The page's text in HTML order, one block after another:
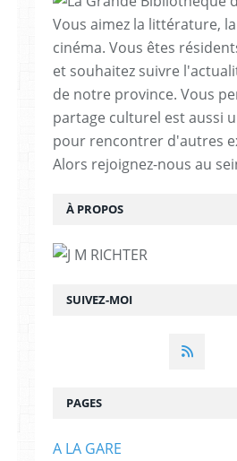
SUIVEZ-MOI
Vous aimez la littérature,
cinéma. Vous êtes
et souhaitez suivre
de notre province. Vous
partage culturel est aussi
pour rencontrer d'autres
Alors rejoignez-nous au
À PROPOS
PAGES
A LA GARE